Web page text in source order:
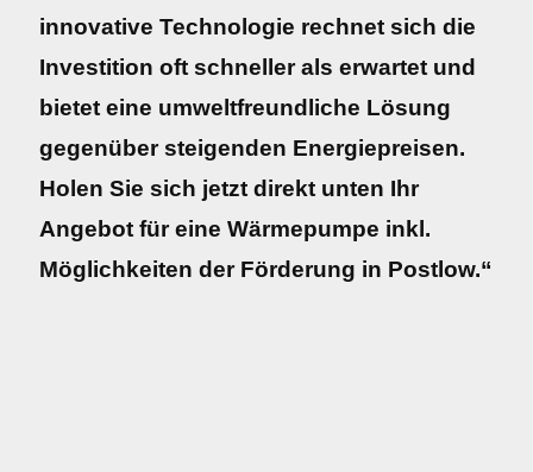
innovative Technologie rechnet sich die
Investition oft schneller als erwartet und
bietet eine umweltfreundliche Lösung
gegenüber steigenden Energiepreisen.
Holen Sie sich jetzt direkt unten Ihr
Angebot für eine Wärmepumpe inkl.
Möglichkeiten der Förderung in Postlow.“